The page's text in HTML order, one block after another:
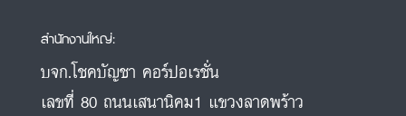
สำนักงานใหญ่:
บจก.โชคบัญชา คอร์ปอเรชั่น
เลขที่ 80 ถนนเสนานิคม1 แขวงลาดพร้าว